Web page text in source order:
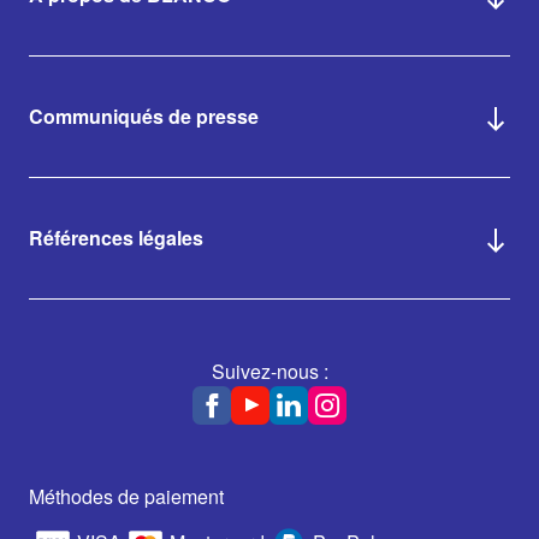
Communiqués de presse
Références légales
Suivez-nous :
Méthodes de paiement